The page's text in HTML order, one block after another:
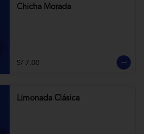
Chicha Morada
S/ 7.00
Limonada Clásica